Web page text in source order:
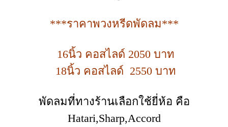
***ราคาพวงหรีดพัดลม***
16นิ้ว คอสไลด์ 2050 บาท
18นิ้ว คอสไลด์ 2550 บาท
พัดลมที่ทางร้านเลือกใช้ยี่ห้อ คือ
Hatari,Sharp,Accord